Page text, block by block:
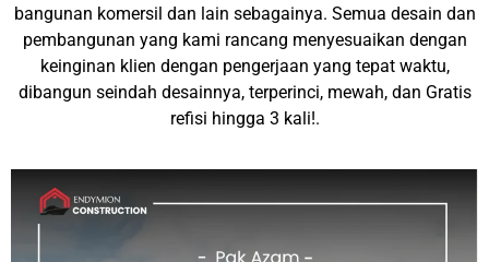
bangunan komersil dan lain sebagainya. Semua desain dan
pembangunan yang kami rancang menyesuaikan dengan
keinginan klien dengan pengerjaan yang tepat waktu,
dibangun seindah desainnya, terperinci, mewah, dan Gratis
refisi hingga 3 kali!.